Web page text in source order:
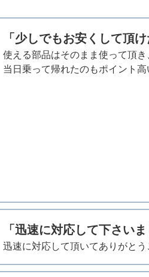
「少しでもお安くして頂
使える部品はそのまま使って頂
当日乗って帰れたのもポイント
「迅速に対応して下さいま
迅速に対応して頂いてありがと